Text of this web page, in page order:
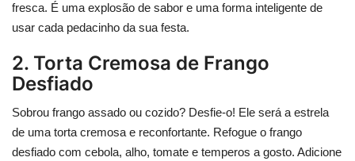
fresca. É uma explosão de sabor e uma forma inteligente de
usar cada pedacinho da sua festa.
2. Torta Cremosa de Frango
Desfiado
Sobrou frango assado ou cozido? Desfie-o! Ele será a estrela
de uma torta cremosa e reconfortante. Refogue o frango
desfiado com cebola, alho, tomate e temperos a gosto. Adicione